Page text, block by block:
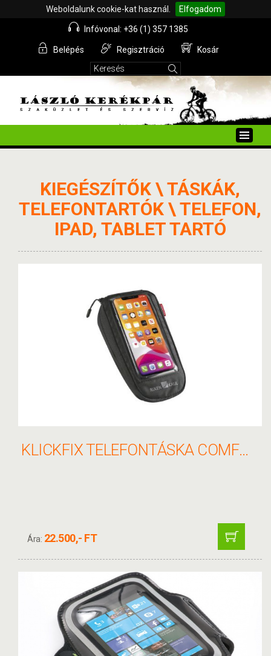
Weboldalunk cookie-kat használ. Elfogadom
Infóvonal: +36 (1) 357 1385
Belépés Regisztráció Kosár
Toggle
KIEGÉSZÍTŐK \ TÁSKÁK,
TELEFONTARTÓK \ TELEFON,
IPAD, TABLET TARTÓ
KLICKFIX TELEFONTÁSKA COMFORT M
Ára: 22.500,- FT